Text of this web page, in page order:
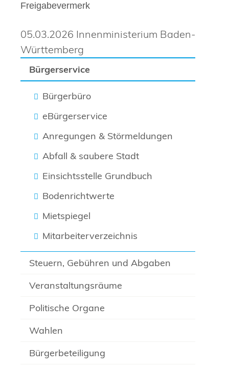
Bürgerservice
Bürgerbüro
eBürgerservice
Anregungen & Störmeldungen
Abfall & saubere Stadt
Einsichtsstelle Grundbuch
Bodenrichtwerte
Mietspiegel
Mitarbeiterverzeichnis
Steuern, Gebühren und Abgaben
Veranstaltungsräume
Politische Organe
Wahlen
Bürgerbeteiligung
Freigabevermerk
05.03.2026 Innenministerium Baden-
Württemberg